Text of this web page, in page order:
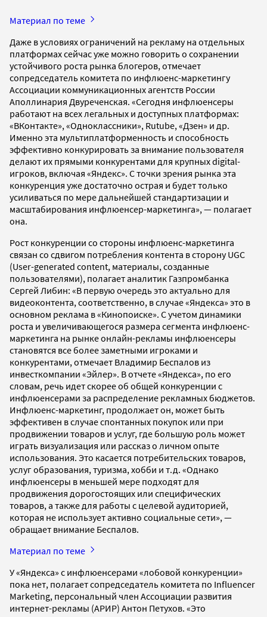
Материал по теме
Даже в условиях ограничений на рекламу на отдельных
платформах сейчас уже можно говорить о сохранении
устойчивого роста рынка блогеров, отмечает
сопредседатель комитета по инфлюенс-маркетингу
Ассоциации коммуникационных агентств России
Аполлинария Двуреченская. «Сегодня инфлюенсеры
работают на всех легальных и доступных платформах:
«ВКонтакте», «Одноклассники», Rutube, «Дзен» и др.
Именно эта мультиплатформенность и способность
эффективно конкурировать за внимание пользователя
делают их прямыми конкурентами для крупных digital-
игроков, включая «Яндекс». С точки зрения рынка эта
конкуренция уже достаточно острая и будет только
усиливаться по мере дальнейшей стандартизации и
масштабирования инфлюенсер-маркетинга», — полагает
она.
Рост конкуренции со стороны инфлюенс-маркетинга
связан со сдвигом потребления контента в сторону UGC
(User-generated content, материалы, созданные
пользователями), полагает аналитик Газпромбанка
Сергей Либин: «В первую очередь это актуально для
видеоконтента, соответственно, в случае «Яндекса» это в
основном реклама в «Кинопоиске». С учетом динамики
роста и увеличивающегося размера сегмента инфлюенс-
маркетинга на рынке онлайн-рекламы инфлюенсеры
становятся все более заметными игроками и
конкурентами, отмечает Владимир Беспалов из
инвесткомпании «Эйлер». В отчете «Яндекса», по его
словам, речь идет скорее об общей конкуренции с
инфлюенсерами за распределение рекламных бюджетов.
Инфлюенс-маркетинг, продолжает он, может быть
эффективен в случае спонтанных покупок или при
продвижении товаров и услуг, где большую роль может
играть визуализация или рассказ о личном опыте
использования. Это касается потребительских товаров,
услуг образования, туризма, хобби и т.д. «Однако
инфлюенсеры в меньшей мере подходят для
продвижения дорогостоящих или специфических
товаров, а также для работы с целевой аудиторией,
которая не использует активно социальные сети», —
обращает внимание Беспалов.
Материал по теме
У «Яндекса» с инфлюенсерами «лобовой конкуренции»
пока нет, полагает сопредседатель комитета по Influencer
Marketing, персональный член Ассоциации развития
интернет-рекламы (АРИР) Антон Петухов. «Это